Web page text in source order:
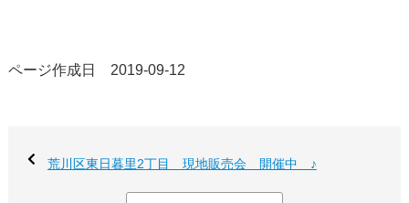
ページ作成日 2019-09-12
荒川区東日暮里2丁目 現地販売会 開催中 ♪